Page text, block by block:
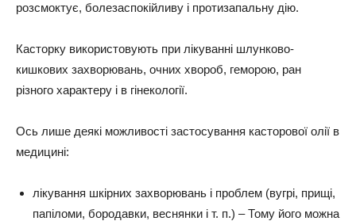
розсмоктує, болезаспокійливу і протизапальну дію.
Касторку використовують при лікуванні шлунково-
кишкових захворювань, очних хвороб, геморою, ран
різного характеру і в гінекології.
Ось лише деякі можливості застосування касторової олії в
медицині:
лікування шкірних захворювань і проблем (вугрі, прищі,
папіломи, бородавки, веснянки і т. п.) – Тому його можна